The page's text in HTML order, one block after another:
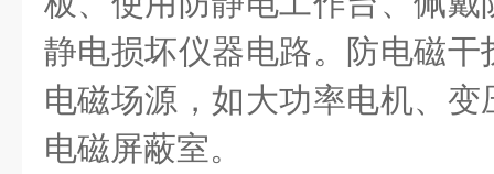
静电损坏仪器电路。防电磁
电磁场源，如大功率电机、
电磁屏蔽室。